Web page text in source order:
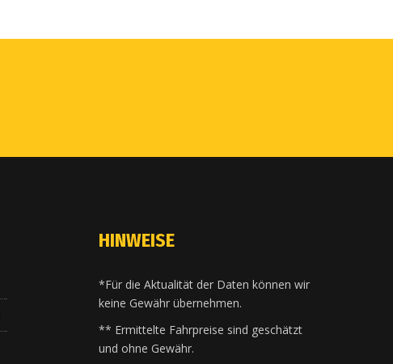
HINWEISE
*Für die Aktualität der Daten können wir
keine Gewähr übernehmen.
** Ermittelte Fahrpreise sind geschätzt
und ohne Gewähr.